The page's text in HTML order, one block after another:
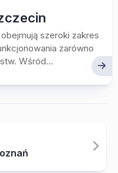
szeroki zakres
zarówno
Wśród...